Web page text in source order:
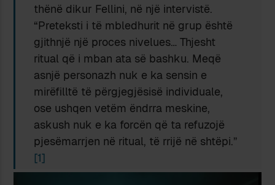
thënë dikur Fellini, në një intervistë.
“Preteksti i të mbledhurit në grup është
gjithnjë një proces nivelues… Thjesht
ritual që i mban ata së bashku. Meqë
asnjë personazh nuk e ka sensin e
mirëfilltë të përgjegjësisë individuale,
ose ushqen vetëm ëndrra meskine,
askush nuk e ka forcën që ta refuzojë
pjesëmarrjen në ritual, të rrijë në shtëpi.”
[1]